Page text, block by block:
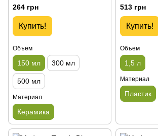
264 грн
Купить!
Объем
150 мл 300 мл
500 мл
Материал
Керамика
513 грн
Купить!
Объем
1,5 л
Материал
Пластик